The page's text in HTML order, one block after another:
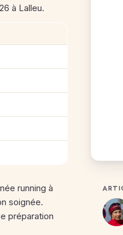
à Lalleu.
running à
soignée.
préparation